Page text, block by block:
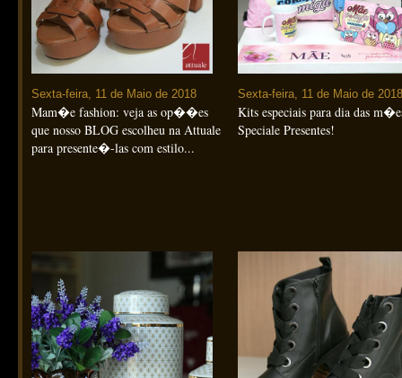
Sexta-feira, 11 de Maio de 2018
Mam�e fashion: veja as op��es
que nosso BLOG escolheu na Attuale
para presente�-las com estilo...
Sexta-feira, 11 de Maio de 2018
Kits especiais para dia das
Speciale Presentes!